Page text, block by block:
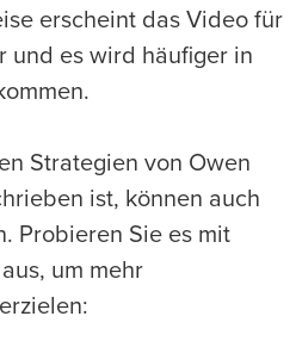
erscheint das Video für
und es wird häufiger in
Strategien von Owen
ist, können auch
Probieren Sie es mit
um mehr